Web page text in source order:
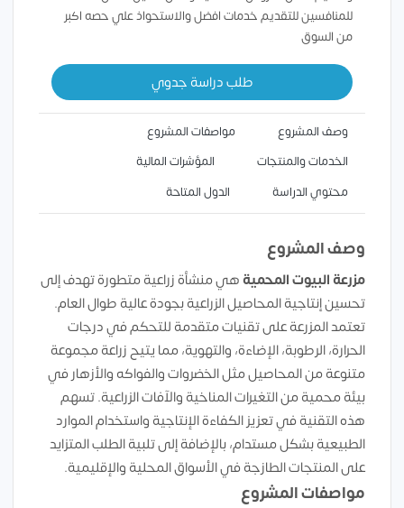
للمنافسين للتقديم خدمات افضل والاستحواذ علي حصه اكبر
من السوق
طلب دراسة جدوي
وصف المشروع
مواصفات المشروع
الخدمات والمنتجات
المؤشرات المالية
محتوي الدراسة
الدول المتاحة
وصف المشروع
مزرعة البيوت المحمية هي منشأة زراعية متطورة تهدف إلى
تحسين إنتاجية المحاصيل الزراعية بجودة عالية طوال العام.
تعتمد المزرعة على تقنيات متقدمة للتحكم في درجات
الحرارة، الرطوبة، الإضاءة، والتهوية، مما يتيح زراعة مجموعة
متنوعة من المحاصيل مثل الخضروات والفواكه والأزهار في
بيئة محمية من التغيرات المناخية والآفات الزراعية. تسهم
هذه التقنية في تعزيز الكفاءة الإنتاجية واستخدام الموارد
الطبيعية بشكل مستدام، بالإضافة إلى تلبية الطلب المتزايد
على المنتجات الطازجة في الأسواق المحلية والإقليمية.
مواصفات المشروع